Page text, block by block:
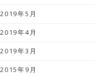
2019年5月
2019年4月
2019年3月
2015年9月